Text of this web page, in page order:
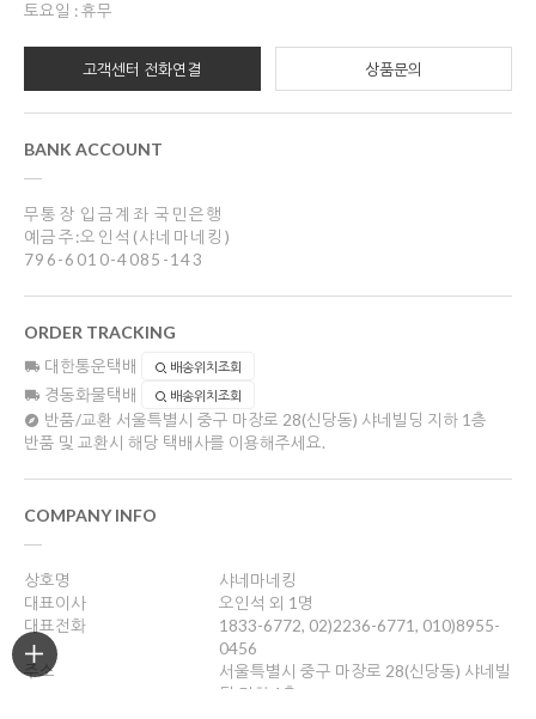
토요일 : 휴무
고객센터 전화연결 상품문의
BANK ACCOUNT
무통장 입금계좌 국민은행
예금주:오인석(샤네마네킹)
796-6010-4085-143
ORDER TRACKING
대한통운택배 배송위치조회
경동화물택배 배송위치조회
반품/교환 서울특별시 중구 마장로 28(신당동) 샤네빌딩 지하 1층
반품 및 교환시 해당 택배사를 이용해주세요.
COMPANY INFO
상호명
샤네마네킹
대표이사
오인석 외 1명
대표전화
1833-6772, 02)2236-6771, 010)8955-
0456
주소
서울특별시 중구 마장로 28(신당동) 샤네빌
딩 지하 1층